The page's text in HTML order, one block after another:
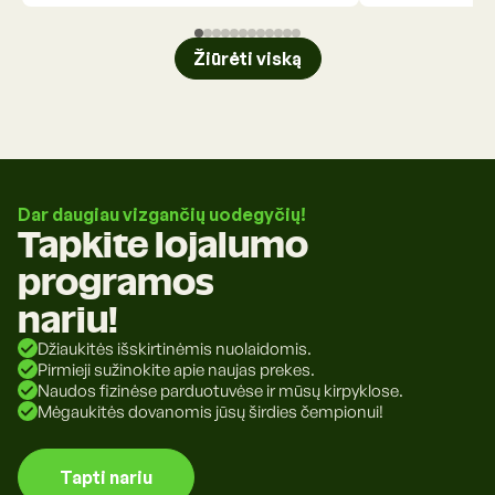
Žiūrėti viską
Dar daugiau vizgančių uodegyčių!
Tapkite lojalumo
programos
nariu!
Džiaukitės išskirtinėmis nuolaidomis.
Pirmieji sužinokite apie naujas prekes.
Naudos fizinėse parduotuvėse ir mūsų kirpyklose.
Mėgaukitės dovanomis jūsų širdies čempionui!
Tapti nariu